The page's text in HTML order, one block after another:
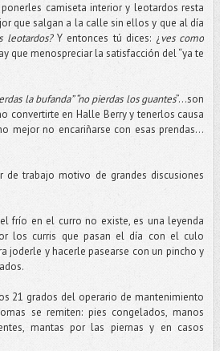
camiseta interior y leotardos resta
que salgan a la calle sin ellos y que al día
leotardos?Y entonces tú dices: ¿ves como
que menospreciar la satisfacción del “ya te
la bufanda” “no pierdas los guantes”…son
convertirte en Halle Berry y tenerlos causa
mejor no encariñarse con esas prendas…
de trabajo motivo de grandes discusiones
frío en el curro no existe, es una leyenda
los curris que pasan el día con el culo
joderle y hacerle pasearse con un pincho y
21 grados del operario de mantenimiento
se remiten: pies congelados, manos
mantas por las piernas y en casos